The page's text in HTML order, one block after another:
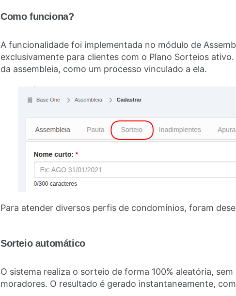
Como funciona?
A funcionalidade foi implementada no módulo de
exclusivamente para clientes com o Plano Sorteios
da assembleia, como um processo vinculado a ela.
Para atender diversos perfis de condomínios, foram
Sorteio automático
O sistema realiza o sorteio de forma 100% aleatória,
moradores. O resultado é gerado instantaneamente,